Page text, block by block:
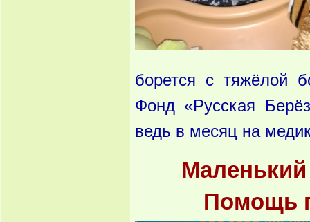
борется с тяжёлой
Фонд «Русская
ведь в месяц на
Помощь